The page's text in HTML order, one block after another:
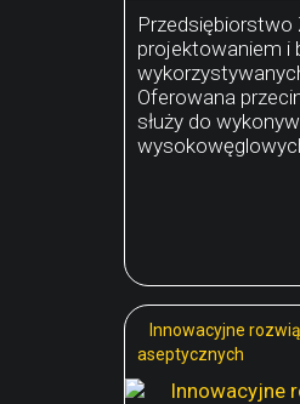
Przedsiębiorstwo
projektowaniem i
Oferowana
służy do
Innowacyjne
aseptycznych